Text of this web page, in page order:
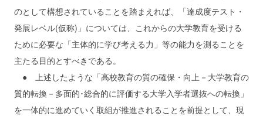
のとして構想されていることを踏まえれば、「達成度テスト・
発展レベル(仮称)」については、これからの大学教育を受ける
ために必要な「主体的に学び考える力」等の能力を測ることを
主たる目的とすべきである。
● 上述したような「高校教育の質の確保・向上－大学教育の
質的転換－多面的･総合的に評価する大学入学者選抜への転換」
を一体的に進めていく取組が推進されることを前提として、現